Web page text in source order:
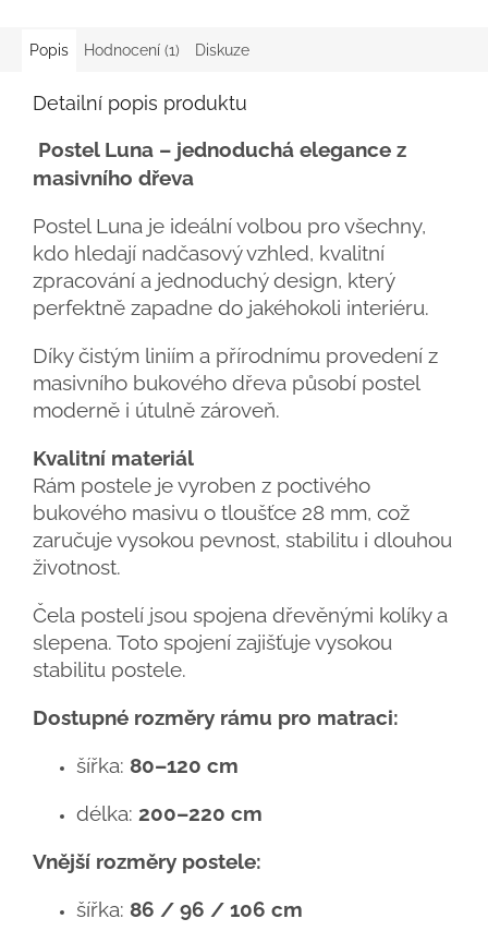
Popis Hodnocení (1) Diskuze
Detailní popis produktu
Postel Luna – jednoduchá elegance z
masivního dřeva
Postel Luna je ideální volbou pro všechny,
kdo hledají nadčasový vzhled, kvalitní
zpracování a jednoduchý design, který
perfektně zapadne do jakéhokoli interiéru.
Díky čistým liniím a přírodnímu provedení z
masivního bukového dřeva působí postel
moderně i útulně zároveň.
Kvalitní materiál
Rám postele je vyroben z poctivého
bukového masivu o tloušťce 28 mm, což
zaručuje vysokou pevnost, stabilitu i dlouhou
životnost.
Čela postelí jsou spojena dřevěnými kolíky a
slepena. Toto spojení zajišťuje vysokou
stabilitu postele.
Dostupné rozměry rámu pro matraci:
šířka: 80–120 cm
délka: 200–220 cm
Vnější rozměry postele:
šířka: 86 / 96 / 106 cm